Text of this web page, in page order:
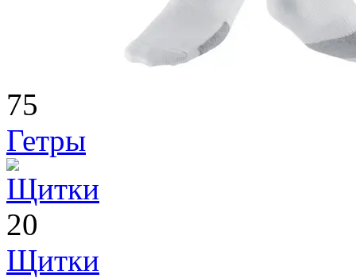
75
Гетры
20
Щитки